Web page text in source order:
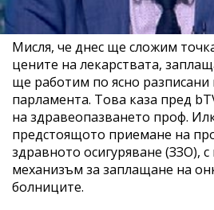
Мисля, че днес ще сложим
цените на лекарствата,
ще работим по ясно разписани
парламента. Това каза пред
на здравеопазването проф.
предстоящото приемане на
здравното осигуряване (ЗЗО),
механизъм за заплащане на
болниците.